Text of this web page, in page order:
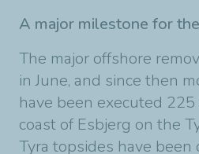
A major milestone for
The major offshore
in June, and since then
have been executed
coast of Esbjerg on the
Tyra topsides have